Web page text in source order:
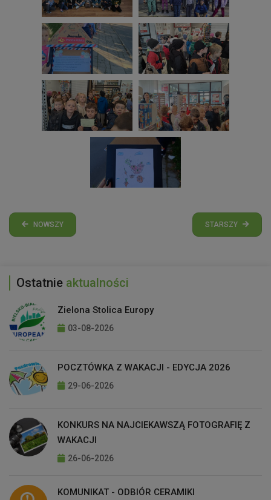
NOWSZY STARSZY
Ostatnie aktualności
Zielona Stolica Europy
03-08-2026
POCZTÓWKA Z WAKACJI - EDYCJA 2026
29-06-2026
KONKURS NA NAJCIEKAWSZĄ FOTOGRAFIĘ Z
WAKACJI
26-06-2026
KOMUNIKAT - ODBIÓR CERAMIKI